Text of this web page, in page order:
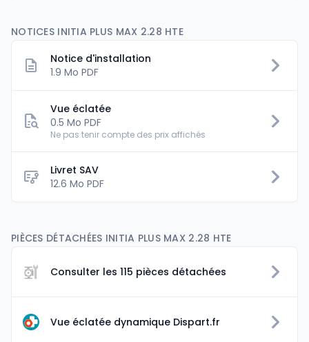
NOTICES INITIA PLUS MAX 2.28 HTE
Notice d'installation
1.9 Mo PDF
Vue éclatée
0.5 Mo PDF
Ne pas tenir compte des prix affichés
flowsheet
Livret SAV
12.6 Mo PDF
PIÈCES DÉTACHÉES INITIA PLUS MAX 2.28 HTE
Consulter les 115 pièces détachées
Vue éclatée dynamique Dispart.fr